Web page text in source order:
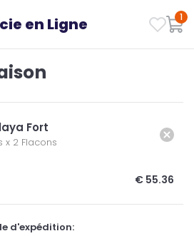
en Ligne 1
Fort
x 2 Flacons
€ 55.36
d'expédition: